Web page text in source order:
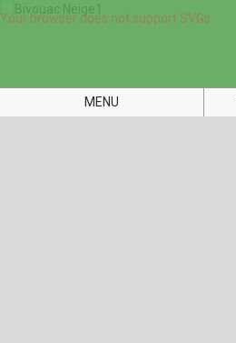
Your browser does not support SVGs
MENU